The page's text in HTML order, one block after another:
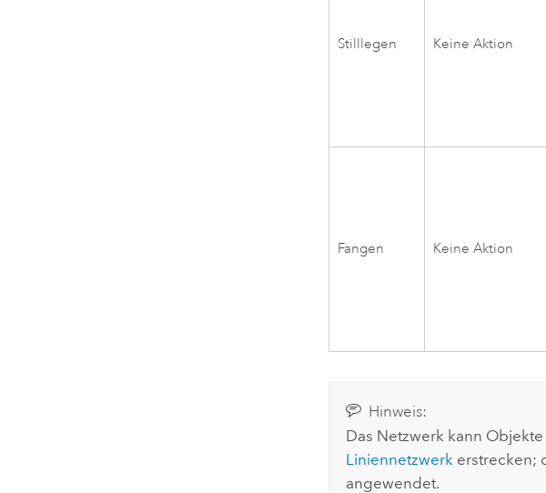
Stilllegen Keine Aktion
Fangen Keine Aktion
Hinweis:
Das Netzwerk kann
Liniennetzwerk erstrecken;
angewendet.